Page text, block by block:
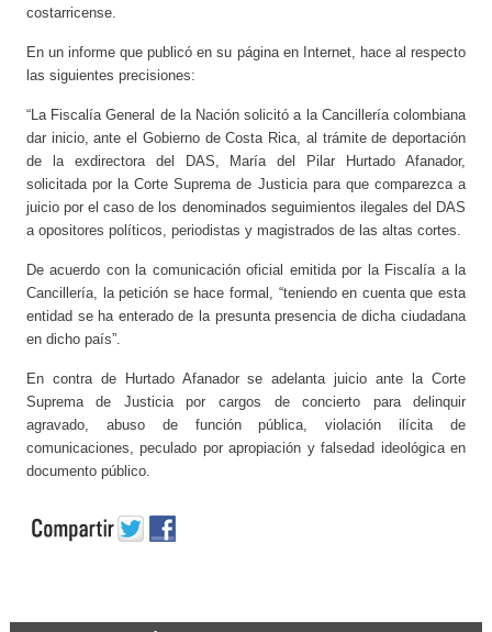
costarricense.
En un informe que publicó en su página en Internet, hace al respecto
las siguientes precisiones:
“La Fiscalía General de la Nación solicitó a la Cancillería colombiana
dar inicio, ante el Gobierno de Costa Rica, al trámite de deportación
de la exdirectora del DAS, María del Pilar Hurtado Afanador,
solicitada por la Corte Suprema de Justicia para que comparezca a
juicio por el caso de los denominados seguimientos ilegales del DAS
a opositores políticos, periodistas y magistrados de las altas cortes.
De acuerdo con la comunicación oficial emitida por la Fiscalía a la
Cancillería, la petición se hace formal, “teniendo en cuenta que esta
entidad se ha enterado de la presunta presencia de dicha ciudadana
en dicho país”.
En contra de Hurtado Afanador se adelanta juicio ante la Corte
Suprema de Justicia por cargos de concierto para delinquir
agravado, abuso de función pública, violación ilícita de
comunicaciones, peculado por apropiación y falsedad ideológica en
documento público.